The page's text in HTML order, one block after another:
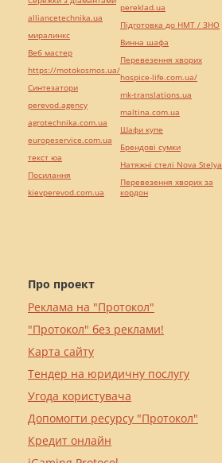
Про проект
Реклама на "Протокол"
"Протокол" без реклами!
Карта сайту
Тендер на юридичну послугу
Угода користувача
Допомогти ресурсу "Протокол"
Кредит онлайн
alliancetechnika.ua
миралинкс
Веб мастер
https://motokosmos.ua/
Синтезатори
perevod.agency
agrotechnika.com.ua
europeservice.com.ua
текст юа
Посилання
kievperevod.com.ua
pereklad.ua
Підготовка до НМТ / ЗНО
Винна шафа
Перевезення хворих
hospice-life.com.ua/
mk-translations.ua
maltina.com.ua
Шафи купе
Брендові сумки
Натяжні стелі Nova Stelya
Перевезення хворих за
кордон